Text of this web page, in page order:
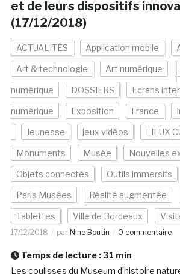
et de leurs dispositifs
(17/12/2018)
ACTUALITÉS Application mobile
Art & technologie Art numérique
numérique DOSSIERS Ecrans
numérique Exposition France
Jeunesse jeux vidéos LIEUX
Monuments Musée Nouvelles
Objets connectés Outils immersifs
Paris Musées Réalité augmentée
Tablettes Ville de Bordeaux
17/12/2018 par Nine Boutin 0 commentaire
Temps de lecture : 31 min
Les coulisses du Museum d’histoire